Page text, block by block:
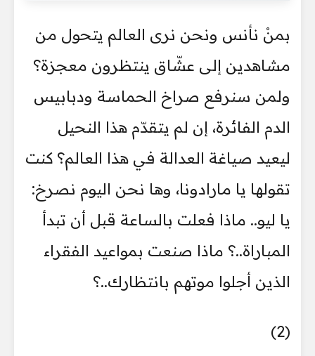
بمنْ نأنس ونحن نرى العالم يتحول من
مشاهدين إلى عشّاق ينتظرون معجزة؟
ولمن سنرفع صراخ الحماسة ودبابيس
الدم الفائرة، إن لم يتقدّم هذا النحيل
ليعيد صياغة العدالة في هذا العالم؟ كنت
تقولها يا مارادونا، وها نحن اليوم نصرخ:
يا ليو.. ماذا فعلت بالساعة قبل أن تبدأ
المباراة..؟ ماذا صنعت بمواعيد الفقراء
الذين أجلوا موتهم بانتظارك..؟
(2)